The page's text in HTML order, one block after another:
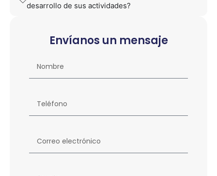
desarrollo de sus actividades?
Envíanos un mensaje